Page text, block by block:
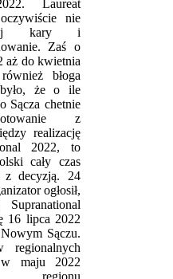
Laureat
nie
kary i
Zaś o
aż do kwietnia
błoga
było, że o ile
Sącza chetnie
z
realizację
2022, to
cały czas
z decyzją. 24
ogłosił,
16 lipca 2022
Sączu.
maju 2022